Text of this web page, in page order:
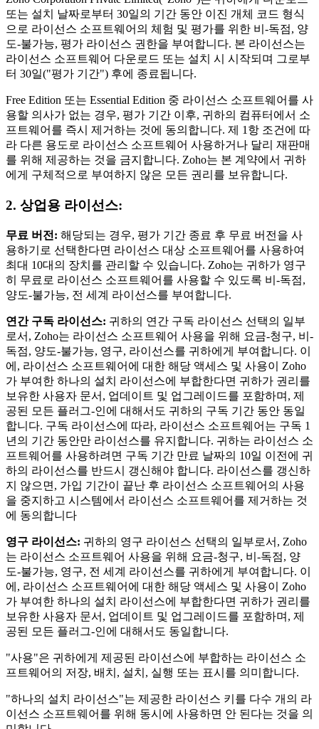
또는 설치 날짜로부터 30일의 기간 동안 이진 개체 코드 형식
으로 라이선스 소프트웨어의 체험 및 평가를 위한 비-독점, 양
도-불가능, 평가 라이선스 권한을 부여합니다. 본 라이선스는
라이선스 소프트웨어 다운로드 또는 설치 시 시작되며 그로부
터 30일("평가 기간") 후에 종료됩니다.
Free Edition 또는 Essential Edition 중 라이선스 소프트웨어를 사
용할 의사가 없는 경우, 평가 기간 이후, 귀하의 컴퓨터에서 소
프트웨어를 즉시 제거하는 것에 동의합니다. 제 1항 조건에 따
라 다른 용도로 라이선스 소프트웨어 사용하거나 달리 재판매
를 위해 제공하는 것을 금지합니다. Zoho는 본 계약에서 귀하
에게 구체적으로 부여하지 않은 모든 권리를 보유합니다.
2. 상업용 라이선스:
무료 버전: 해당되는 경우, 평가 기간 종료 후 무료 버전을 사
용하기로 선택한다면 라이선스 대상 소프트웨어를 사용하여
최대 10대의 장치를 관리할 수 있습니다. Zoho는 귀하가 영구
히 무료로 라이선스 소프트웨어를 사용할 수 있도록 비-독점,
양도-불가능, 전 세계 라이선스를 부여합니다.
연간 구독 라이선스: 귀하의 연간 구독 라이선스 선택의 일부
로서, Zoho는 라이선스 소프트웨어 사용을 위해 요금-청구, 비-
독점, 양도-불가능, 영구, 라이선스를 귀하에게 부여합니다. 이
에, 라이선스 소프트웨어에 대한 해당 액세스 및 사용이 Zoho
가 부여한 하나의 설치 라이선스에 부합한다면 귀하가 권리를
보유한 사용자 문서, 업데이트 및 업그레이드를 포함하며, 제
공된 모든 플러그-인에 대해서도 귀하의 구독 기간 동안 동일
합니다. 구독 라이선스에 따라, 라이선스 소프트웨어는 구독 1
년의 기간 동안만 라이선스를 유지합니다. 귀하는 라이선스 소
프트웨어를 사용하려면 구독 기간 만료 날짜의 10일 이전에 귀
하의 라이선스를 반드시 갱신해야 합니다. 라이선스를 갱신하
지 않으면, 가입 기간이 끝난 후 라이선스 소프트웨어의 사용
을 중지하고 시스템에서 라이선스 소프트웨어를 제거하는 것
에 동의합니다
영구 라이선스: 귀하의 영구 라이선스 선택의 일부로서, Zoho
는 라이선스 소프트웨어 사용을 위해 요금-청구, 비-독점, 양
도-불가능, 영구, 전 세계 라이선스를 귀하에게 부여합니다. 이
에, 라이선스 소프트웨어에 대한 해당 액세스 및 사용이 Zoho
가 부여한 하나의 설치 라이선스에 부합한다면 귀하가 권리를
보유한 사용자 문서, 업데이트 및 업그레이드를 포함하며, 제
공된 모든 플러그-인에 대해서도 동일합니다.
"사용"은 귀하에게 제공된 라이선스에 부합하는 라이선스 소
프트웨어의 저장, 배치, 설치, 실행 또는 표시를 의미합니다.
"하나의 설치 라이선스"는 제공한 라이선스 키를 다수 개의 라
이선스 소프트웨어를 위해 동시에 사용하면 안 된다는 것을 의